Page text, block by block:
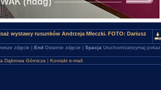
wystawy rusunków Andrzeja Mleczki. FOTO: Dariusz
zdjęcie | EndOstatnie zdjęcie | Spacja Uruchom/zatrzymaj pokaz
Dąbrowa Górnicza | Kontakt e-mail: